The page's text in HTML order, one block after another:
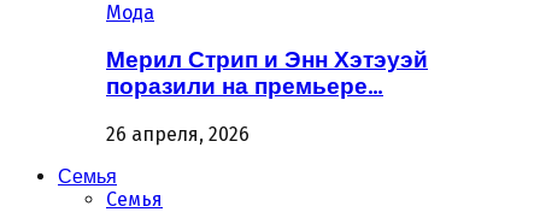
Мода
Мерил Стрип и Энн Хэтэуэй
поразили на премьере…
26 апреля, 2026
Семья
Семья